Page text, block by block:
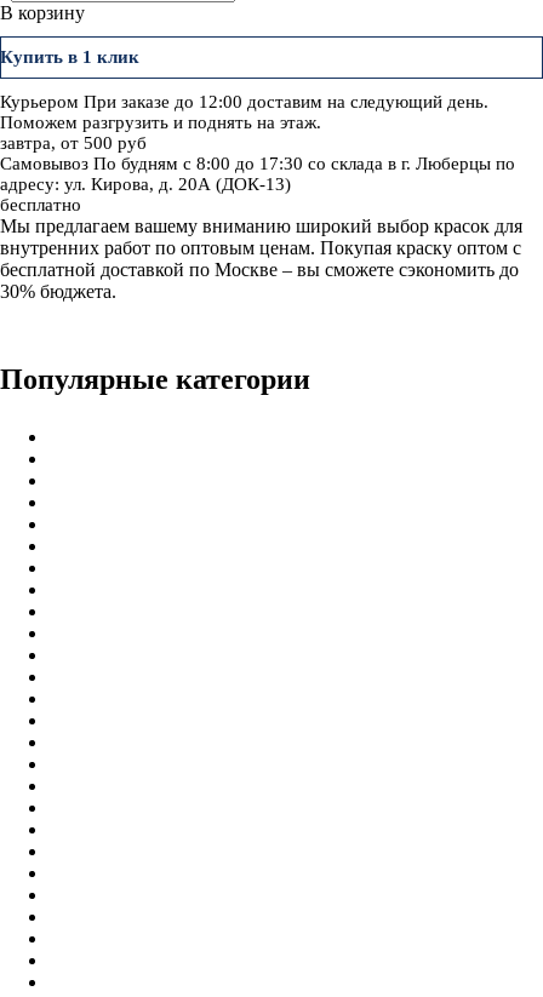
В корзину
Купить в 1 клик
Курьером При заказе до 12:00 доставим на следующий день.
Поможем разгрузить и поднять на этаж.
завтра, от 500 руб
Самовывоз По будням с 8:00 до 17:30 со склада в г. Люберцы по
адресу: ул. Кирова, д. 20А (ДОК-13)
бесплатно
Мы предлагаем вашему вниманию широкий выбор красок для
внутренних работ по оптовым ценам. Покупая краску оптом с
бесплатной доставкой по Москве – вы сможете сэкономить до
30% бюджета.
Популярные категории